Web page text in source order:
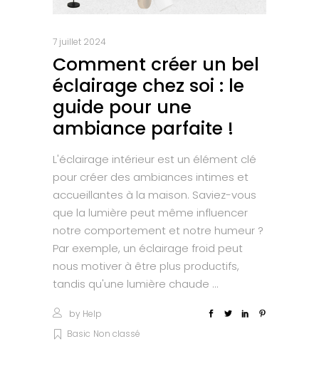
7 juillet 2024
Comment créer un bel
éclairage chez soi : le
guide pour une
ambiance parfaite !
L'éclairage intérieur est un élément clé
pour créer des ambiances intimes et
accueillantes à la maison. Saviez-vous
que la lumière peut même influencer
notre comportement et notre humeur ?
Par exemple, un éclairage froid peut
nous motiver à être plus productifs,
tandis qu'une lumière chaude
by Help
Basic Non classé